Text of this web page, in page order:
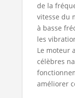
de la
vitesse du
à basse
les
Le moteur
célèbres
améliorer